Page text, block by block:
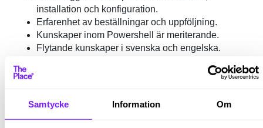
Samtycke Information Om
installation och konfiguration.
Erfarenhet av beställningar och uppföljning.
Kunskaper inom Powershell är meriterande.
Flytande kunskaper i svenska och engelska.
tillgång till egen bil då du ibland behöver åka till andra
kontor och arbetsplatser i området.